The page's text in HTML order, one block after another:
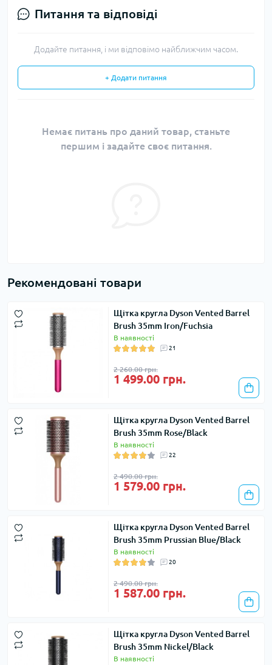
Питання та відповіді
Додайте питання, і ми відповімо найближчим часом.
+ Додати питання
Немає питань про даний товар, станьте
першим і задайте своє питання.
Рекомендовані товари
Щітка кругла Dyson Vented Barrel
Brush 35mm Iron/Fuchsia
В наявності
21
2 260.00 грн.
1 499.00 грн.
Щітка кругла Dyson Vented Barrel
Brush 35mm Rose/Black
В наявності
22
2 490.00 грн.
1 579.00 грн.
Щітка кругла Dyson Vented Barrel
Brush 35mm Prussian Blue/Black
В наявності
20
2 490.00 грн.
1 587.00 грн.
Щітка кругла Dyson Vented Barrel
Brush 35mm Nickel/Black
В наявності